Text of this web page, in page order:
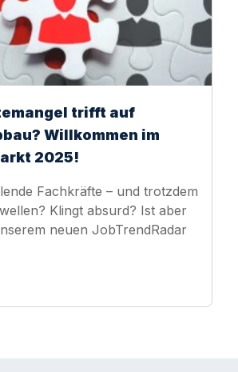
trifft auf
Willkommen im
2025!
Fachkräfte – und trotzdem
Klingt absurd? Ist aber
neuen JobTrendRadar